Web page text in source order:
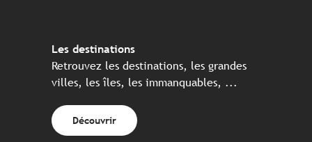
Les destinations
Retrouvez les destinations, les grandes
villes, les îles, les immanquables, ...
Découvrir